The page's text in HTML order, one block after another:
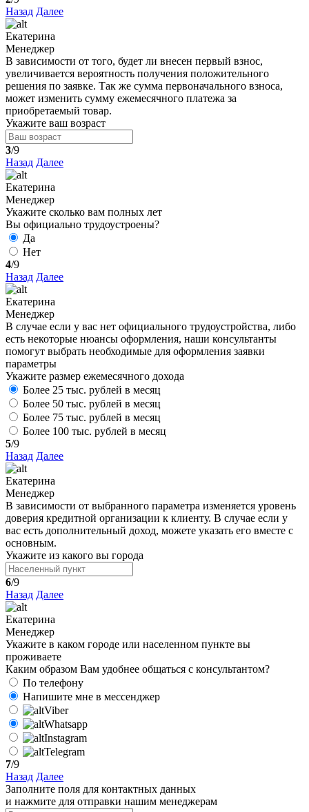
Назад Далее
Екатерина
Менеджер
В зависимости от того, будет ли внесен первый взнос,
увеличивается вероятность получения положительного
решения по заявке. Так же сумма первоначального взноса,
может изменить сумму ежемесячного платежа за
приобретаемый товар.
Укажите ваш возраст
3/9
Назад Далее
Екатерина
Менеджер
Укажите сколько вам полных лет
Вы официально трудоустроены?
Да
Нет
4/9
Назад Далее
Екатерина
Менеджер
В случае если у вас нет официального трудоустройства, либо
есть некоторые нюансы оформления, наши консультанты
помогут выбрать необходимые для оформления заявки
параметры
Укажите размер ежемесячного дохода
Более 25 тыс. рублей в месяц
Более 50 тыс. рублей в месяц
Более 75 тыс. рублей в месяц
Более 100 тыс. рублей в месяц
5/9
Назад Далее
Екатерина
Менеджер
В зависимости от выбранного параметра изменяется уровень
доверия кредитной организации к клиенту. В случае если у
вас есть дополнительный доход, можете указать его вместе с
основным.
Укажите из какого вы города
6/9
Назад Далее
Екатерина
Менеджер
Укажите в каком городе или населенном пункте вы
проживаете
Каким образом Вам удобнее общаться с консультантом?
По телефону
Напишите мне в мессенджер
Viber
Whatsapp
Instagram
Telegram
7/9
Назад Далее
Заполните поля для контактных данных
и нажмите для отправки нашим менеджерам